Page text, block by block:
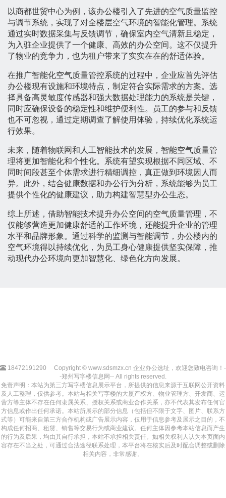
以商都世贸中心为例，该办公楼引入了先进的空气质量监控
与调节系统，实现了对全楼层空气环境的智能化管理。系统
通过实时数据采集与反馈调节，确保室内空气清新且稳定，
为入驻企业提供了一个健康、高效的办公空间。这不仅提升
了物业的竞争力，也为租户带来了实实在在的舒适体验。
在推广智能化空气质量管控系统的过程中，企业应首先评估
办公楼现有设施和环境特点，制定符合实际需求的方案。选
择具备高灵敏度传感器和强大数据处理能力的系统是关键，
同时应确保设备的稳定性和维护便利性。员工的参与和反馈
也不可忽视，通过定期调查了解使用体验，持续优化系统运
行效果。
未来，随着物联网和人工智能技术的发展，智能空气质量管
理将更加智能化和个性化。系统有望实现根据不同区域、不
同时间段甚至个体需求进行精细调控，真正做到环境因人而
异。此外，结合健康数据和办公行为分析，系统能够为员工
提供个性化的健康建议，助力构建智慧型办公生态。
综上所述，借助智能技术提升办公空间的空气质量管理，不
仅能够营造更加健康舒适的工作环境，还能提升企业的管理
水平和品牌形象。通过科学的监测与智能调节，办公楼内的
空气环境得以持续优化，为员工身心健康提供坚实保障，推
动现代办公环境向更加智慧化、绿色化方向发展。
18472191290
Copyright © www.sdsmzx.cn 企业办公选址，欢迎您致电咨询！-
-郑州写字楼信息网-- All rights reserved.
免责声明：本站为第三方写字楼信息展示平台，所提供的信息来源于互联网公开资料
及人工整理，仅供参考。本站与相关写字楼的大厦产权方、物业管理方、开发商、运
营方等主体不存在任何隶属关系、授权关系或商业合作关系，亦不代表其发布任何官
方信息或作出任何承诺。本站所展示的部分信息（包括但不限于文字、图片、联系方
式等）可能来自第三方合作机构或广告展示内容，仅用于信息参考及展示之目的，不
构成任何招商、租赁、销售等交易行为或商业建议。任何主体因参考本站信息而产生
的行为及后果，均由其自行承担，本站不承担相关责任。如相关权利人认为本页面内
容存在不当之处，可通过合法途径联系处理，本平台将在核实后及时配合调整或删除
相关内容，非常感谢。